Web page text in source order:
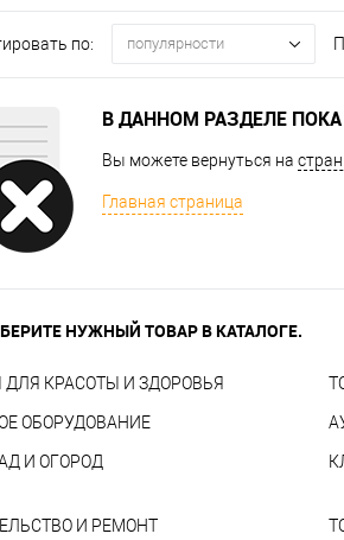
по: популярности
В ДАННОМ РАЗДЕЛЕ
Вы можете вернуться на
Главная страница
НУЖНЫЙ ТОВАР В КАТАЛОГЕ.
ДЛЯ КРАСОТЫ И ЗДОРОВЬЯ
ОБОРУДОВАНИЕ
И ОГОРОД
И РЕМОНТ